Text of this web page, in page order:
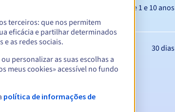
Entre 1 e 10 anos
30 dias
terceiros: que nos permitem
eficácia e partilhar determinados
as redes sociais.
personalizar as suas escolhas a
meus cookies» acessível no fundo
política de informações de